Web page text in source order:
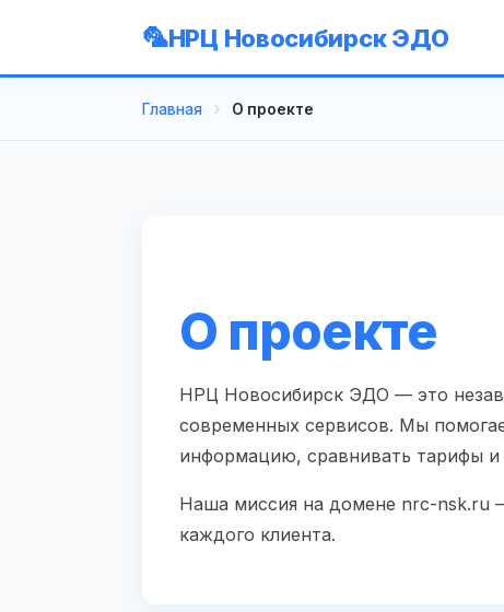
НРЦ Новосибирск ЭДО
Главная О проекте
О проекте
НРЦ Новосибирск ЭДО — это
современных сервисов. Мы
информацию, сравнивать тарифы
Наша миссия на домене nrc-nsk.ru
каждого клиента.